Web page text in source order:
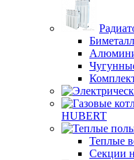
HUBERT
Теплые
Секции